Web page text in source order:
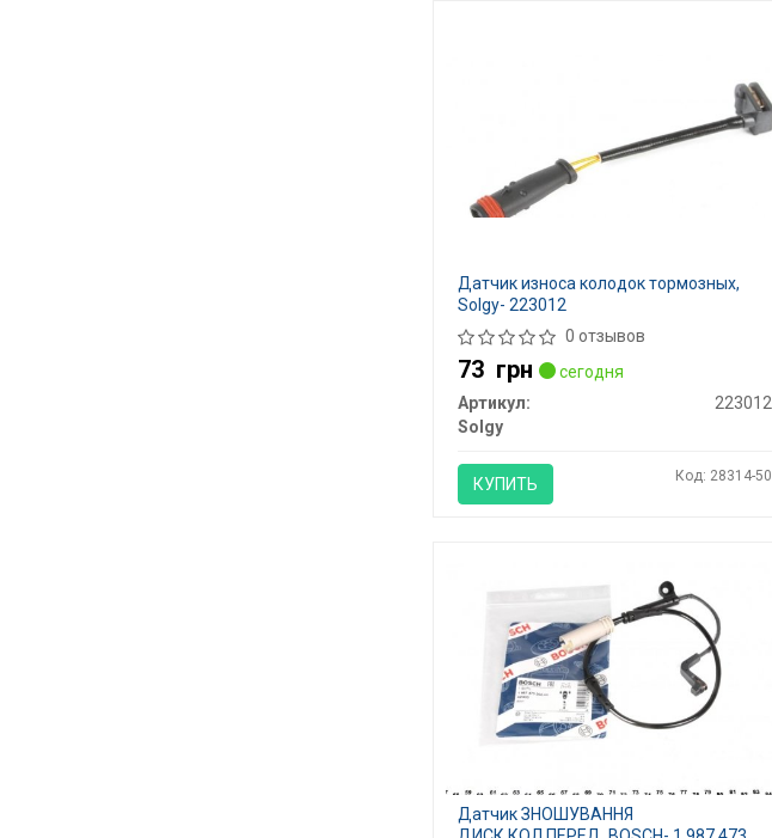
Датчик износа колодок тормозных,
Solgy- 223012
0 отзывов
73 грн
сегодня
Артикул:
223012
Solgy
КУПИТЬ Код: 28314-50
Датчик ЗНОШУВАННЯ